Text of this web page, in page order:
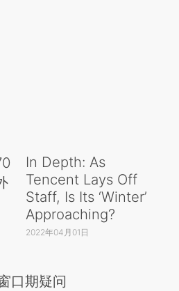
In Depth: As
Tencent Lays Off
Staff, Is Its ‘Winter’
Approaching?
2022年04月01日
口期疑问